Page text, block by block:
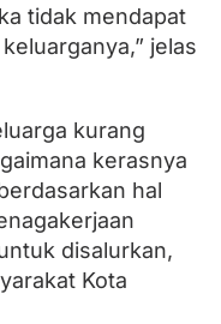
tidak mendapat
jelas
kurang
kerasnya
hal
disalurkan,
Kota